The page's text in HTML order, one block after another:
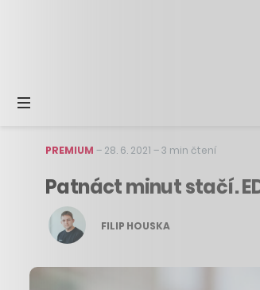
PREMIUM – 28. 6. 2021 –3 min čtení
Patnáct minut stačí.
FILIP HOUSKA